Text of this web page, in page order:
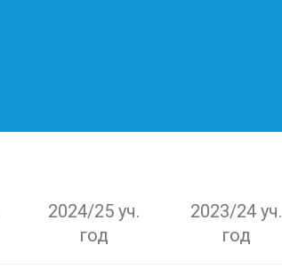
2024/25 уч.
год
2023/24 уч.
год